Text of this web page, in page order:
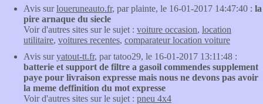
Avis surloueruneauto.fr, par plainte, le 16-01-2017 14:47:40 : la
pire arnaque du siecle
Voir d'autres sites sur le sujet : voiture occasion, location
utilitaire, voitures recentes, comparateur location voiture
Avis suryatout-tt.fr, par tatoo29, le 16-01-2017 13:11:48 :
batterie et support de filtre a gasoil commendes supplement
paye pour livraison expresse mais nous ne devons pas avoir
la meme deffinition du mot expresse
Voir d'autres sites sur le sujet : pneu 4x4